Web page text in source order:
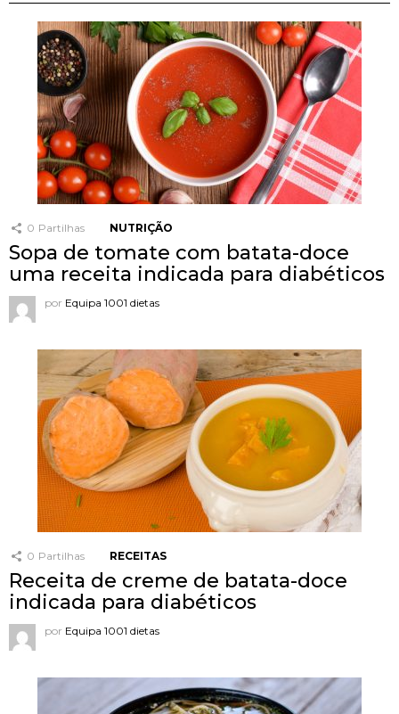
0 Partilhas NUTRIÇÃO
Sopa de tomate com batata-doce
uma receita indicada para diabéticos
por Equipa 1001 dietas
0 Partilhas RECEITAS
Receita de creme de batata-doce
indicada para diabéticos
por Equipa 1001 dietas